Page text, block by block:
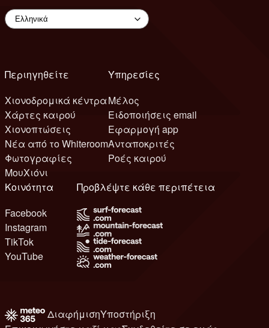
Περιηγηθείτε
Χιονοδρομικά κέντρα
Χάρτες καιρού
Χιονοπτώσεις
Νέα από το Whiteroom
Φωτογραφίες
ΜουΧιόνι
Υπηρεσίες
Μέλος
Ειδοποιήσεις email
Εφαρμογή app
Ανταποκριτές
Ροές καιρού
Κοινότητα
Facebook
Instagram
TikTok
YouTube
Προβλέψτε κάθε περιπέτεια
ΔιαφήμισηΥποστήριξη